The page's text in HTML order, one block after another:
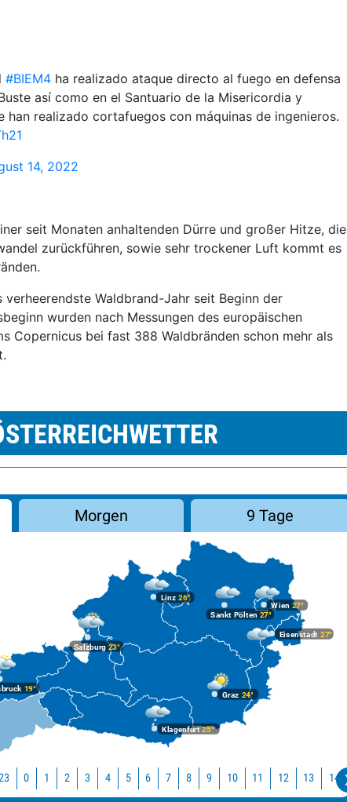
#BIEM4 ha realizado ataque directo al fuego en defensa
así como en el Santuario de la Misericordia y
han realizado cortafuegos con máquinas de ingenieros.
14, 2022
seit Monaten anhaltenden Dürre und großer Hitze, die
zurückführen, sowie sehr trockener Luft kommt es
Waldbrand-Jahr seit Beginn der
wurden nach Messungen des europäischen
Copernicus bei fast 388 Waldbränden schon mehr als
Morgen 9 Tage
Graz 24°
19°
Klagenfurt25°
Linz 26°
Salzburg23°
Wien 27°
Eisenstadt 27°
Sankt Pölten 27°
0 1 2 3 4 5 6 7 8 9 10 11 12 13 14